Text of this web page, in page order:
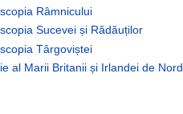
Râmnicului
Sucevei și Rădăuților
Târgoviștei
al Marii Britanii și Irlandei de Nord